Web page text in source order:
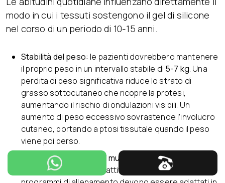
modo in cui i tessuti sostengono il gel di silicone
nel corso di un periodo di 10-15 anni.
Stabilità del peso: le pazienti dovrebbero mantenere
il proprio peso in un intervallo stabile di 5-7 kg. Una
perdita di peso significativa riduce lo strato di
grasso sottocutaneo che ricopre la protesi,
aumentando il rischio di ondulazioni visibili. Un
aumento di peso eccessivo sovrastende l’involucro
cutaneo, portando a ptosi tissutale quando il peso
viene poi perso.
Attività fisica e cura del muscolo
pettorale:mantenersi attive è incoraggiato, ma i